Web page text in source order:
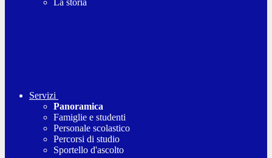
La storia
Servizi
Panoramica
Famiglie e studenti
Personale scolastico
Percorsi di studio
Sportello d'ascolto